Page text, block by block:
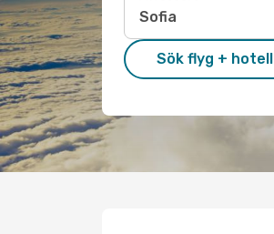
Sök flyg + hotell